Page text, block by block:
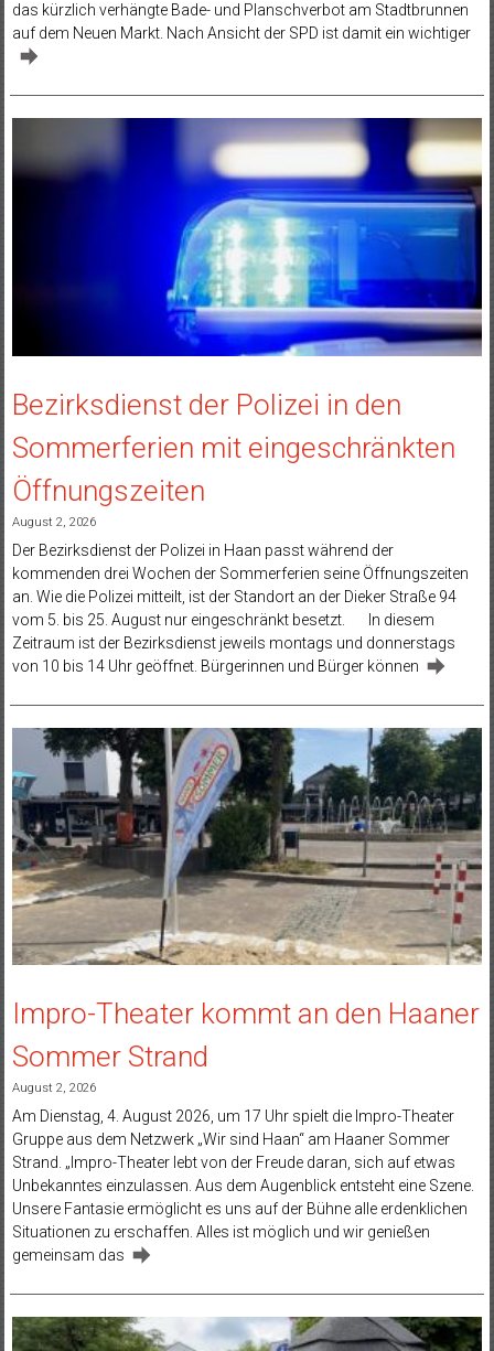
das kürzlich verhängte Bade- und Planschverbot am Stadtbrunnen
auf dem Neuen Markt. Nach Ansicht der SPD ist damit ein wichtiger
Bezirksdienst der Polizei in den
Sommerferien mit eingeschränkten
Öffnungszeiten
August 2, 2026
Der Bezirksdienst der Polizei in Haan passt während der
kommenden drei Wochen der Sommerferien seine Öffnungszeiten
an. Wie die Polizei mitteilt, ist der Standort an der Dieker Straße 94
vom 5. bis 25. August nur eingeschränkt besetzt. In diesem
Zeitraum ist der Bezirksdienst jeweils montags und donnerstags
von 10 bis 14 Uhr geöffnet. Bürgerinnen und Bürger können
Impro-Theater kommt an den Haaner
Sommer Strand
August 2, 2026
Am Dienstag, 4. August 2026, um 17 Uhr spielt die Impro-Theater
Gruppe aus dem Netzwerk „Wir sind Haan“ am Haaner Sommer
Strand. „Impro-Theater lebt von der Freude daran, sich auf etwas
Unbekanntes einzulassen. Aus dem Augenblick entsteht eine Szene.
Unsere Fantasie ermöglicht es uns auf der Bühne alle erdenklichen
Situationen zu erschaffen. Alles ist möglich und wir genießen
gemeinsam das